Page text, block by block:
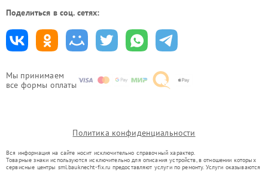
Мы принимаем
все формы оплаты
Поделиться в соц. сетях:
Политика конфиденциальности
Вся информация на сайте носит исключительно справочный характер.
Товарные знаки используются исключительно для описания устройств, в отношении которых
сервисные центры sml.bauknecht-fix.ru предоставляют услуги по ремонту. Услуги оказываются